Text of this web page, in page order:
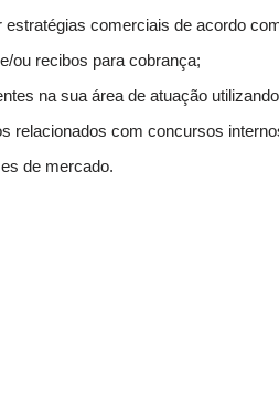
comerciais de acordo
ou recibos para cobrança;
na sua área de atuação
relacionados com concursos
de mercado.